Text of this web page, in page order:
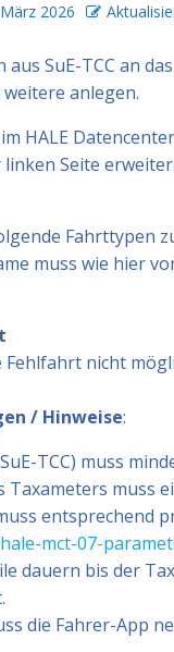
2026
aus SuE-TCC an
anlegen.
HALE
Seite
Fahrttypen
muss wie hier
Fehlfahrt nicht
/ Hinweise:
TCC) muss
Taxameters muss
entsprechend
mct-07-
dauern bis der
die Fahrer-App